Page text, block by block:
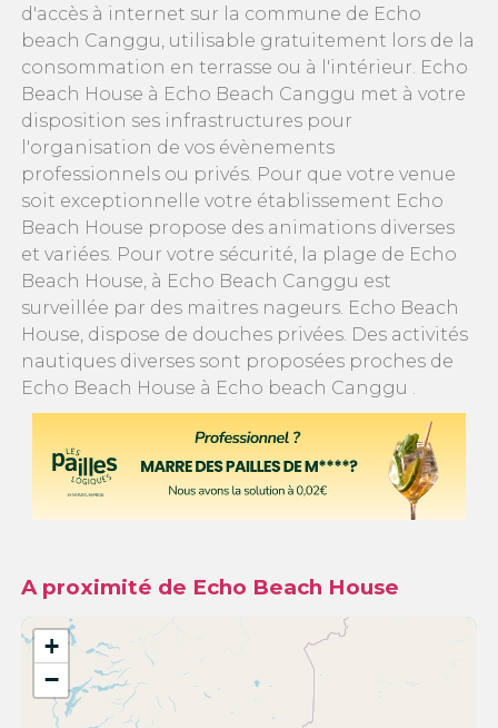
d'accès à internet sur la commune de Echo
beach Canggu, utilisable gratuitement lors de la
consommation en terrasse ou à l'intérieur. Echo
Beach House à Echo Beach Canggu met à votre
disposition ses infrastructures pour
l'organisation de vos évènements
professionnels ou privés. Pour que votre venue
soit exceptionnelle votre établissement Echo
Beach House propose des animations diverses
et variées. Pour votre sécurité, la plage de Echo
Beach House, à Echo Beach Canggu est
surveillée par des maitres nageurs. Echo Beach
House, dispose de douches privées. Des activités
nautiques diverses sont proposées proches de
Echo Beach House à Echo beach Canggu .
A proximité de Echo Beach House
+
−